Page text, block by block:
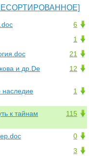
6
1
21
12
и др.De
1
наследие
115
к тайнам
0
3